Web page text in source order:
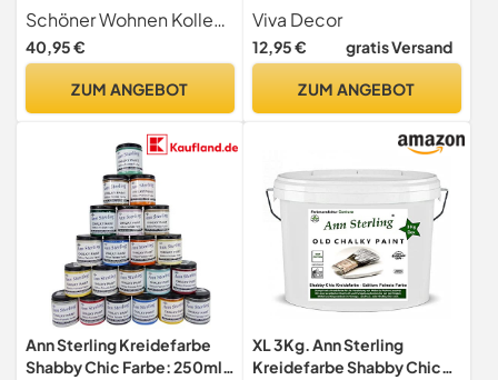
Muschelliebe, Leichtes
Hellbeige
Schöner Wohnen Kollektion
40,95 €
ZUM ANGEBOT
Kreidefarbe für Wand &
Deko, Mattes Finish,
Wasserbasiert,
Shabby Chic & Vintage
Viva Decor
12,95 € gratis Versand
ZUM ANGEBOT
Ann Sterling Kreidefarbe
Shabby Chic Farbe: 250ml.
XL 3Kg. Ann Sterling
Kreidefarbe Shabby Chic